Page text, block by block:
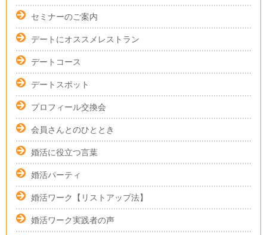
セミナーのご案内
デートにオススメレストラン
デートコース
デートスポット
プロフィール交換会
会員さんとのひととき
婚活に役立つ言葉
婚活パーティ
婚活ワーク【リストアップ法】
婚活ワーク実践者の声